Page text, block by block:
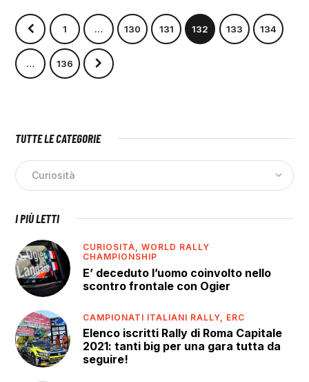
1 … 130 131 132 133 134
… 136
>
TUTTE LE CATEGORIE
I PIÙ LETTI
CURIOSITÀ,WORLD RALLY
CHAMPIONSHIP
E’ deceduto l’uomo coinvolto nello
scontro frontale con Ogier
CAMPIONATI ITALIANI RALLY, ERC
Elenco iscritti Rally di Roma Capitale
2021: tanti big per una gara tutta da
seguire!